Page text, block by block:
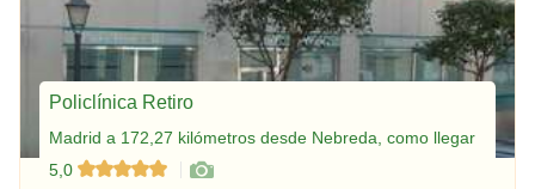
Policlínica Retiro
Madrid a 172,27 kilómetros desde Nebreda, como llegar
5,0